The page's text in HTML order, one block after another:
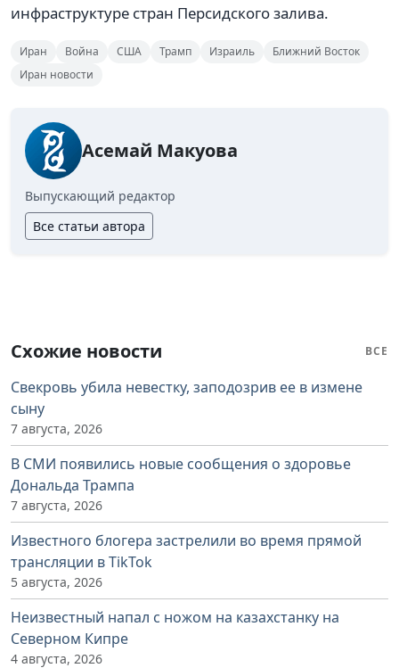
инфраструктуре стран Персидского залива.
Иран Война США Трамп Израиль
Ближний Восток
Иран новости
Асемай Макуова
Выпускающий редактор
Все статьи автора
Схожие новости ВСЕ
Свекровь убила невестку, заподозрив ее в измене
сыну
7 августа, 2026
В СМИ появились новые сообщения о здоровье
Дональда Трампа
7 августа, 2026
Известного блогера застрелили во время прямой
трансляции в TikTok
5 августа, 2026
Неизвестный напал с ножом на казахстанку на
Северном Кипре
4 августа, 2026